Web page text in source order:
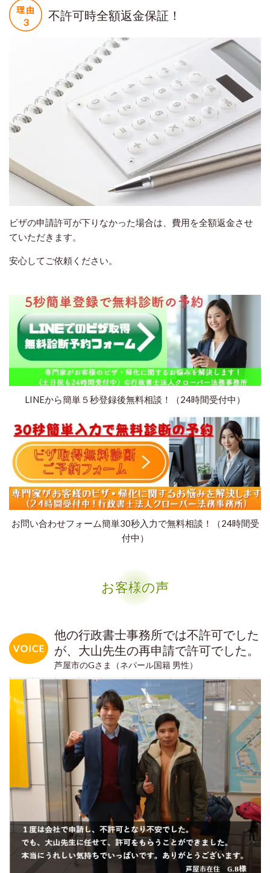
不許可時全額返金保証！
ビザの申請許可が下りなかった場合は、費用を全額返金させ
ていただきます。
安心してご依頼ください。
LINEから簡単５秒登録後無料相談！（24時間受付中）
お問い合わせフォーム簡単30秒入力で無料相談！（24時間受
付中）
お客様の声
他の行政書士事務所では不許可でした
が、大山先生の再申請で許可でした。
芦屋市のGさま（ネパール国籍 男性）